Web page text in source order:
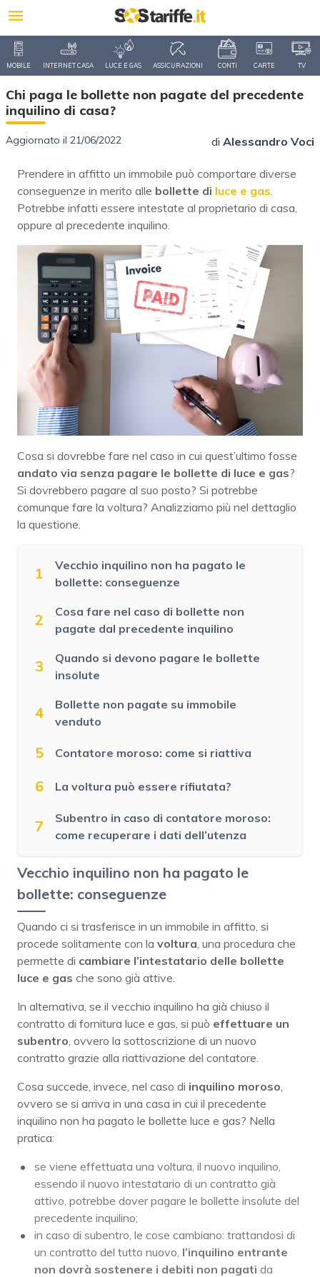
MOBILE INTERNET CASA LUCE E GAS ASSICURAZIONI CONTI CARTE TV
Chi paga le bollette non pagate del precedente
inquilino di casa?
Aggiornato il 21/06/2022 di Alessandro Voci
Prendere in affitto un immobile può comportare diverse
conseguenze in merito alle bollette di luce e gas.
Potrebbe infatti essere intestate al proprietario di casa,
oppure al precedente inquilino.
Cosa si dovrebbe fare nel caso in cui quest’ultimo fosse
andato via senza pagare le bollette di luce e gas?
Si dovrebbero pagare al suo posto? Si potrebbe
comunque fare la voltura? Analizziamo più nel dettaglio
la questione.
1
Vecchio inquilino non ha pagato le
bollette: conseguenze
2
Cosa fare nel caso di bollette non
pagate dal precedente inquilino
3
Quando si devono pagare le bollette
insolute
4
Bollette non pagate su immobile
venduto
5 Contatore moroso: come si riattiva
6 La voltura può essere rifiutata?
7
Subentro in caso di contatore moroso:
come recuperare i dati dell’utenza
Vecchio inquilino non ha pagato le
bollette: conseguenze
Quando ci si trasferisce in un immobile in affitto, si
procede solitamente con la voltura , una procedura che
permette di cambiare l’intestatario delle bollette
luce e gas che sono già attive.
In alternativa, se il vecchio inquilino ha già chiuso il
contratto di fornitura luce e gas, si può effettuare un
subentro , ovvero la sottoscrizione di un nuovo
contratto grazie alla riattivazione del contatore.
Cosa succede, invece, nel caso di inquilino moroso
ovvero se si arriva in una casa in cui il precedente
inquilino non ha pagato le bollette luce e gas? Nella
pratica:
se viene effettuata una voltura, il nuovo inquilino,
essendo il nuovo intestatario di un contratto già
attivo, potrebbe dover pagare le bollette insolute del
precedente inquilino;
in caso di subentro, le cose cambiano: trattandosi di
un contratto del tutto nuovo, l’inquilino entrante
non dovrà sostenere i debiti non pagati da